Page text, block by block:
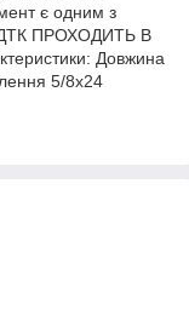
є одним з
ДТК ПРОХОДИТЬ В
Довжина
5/8х24